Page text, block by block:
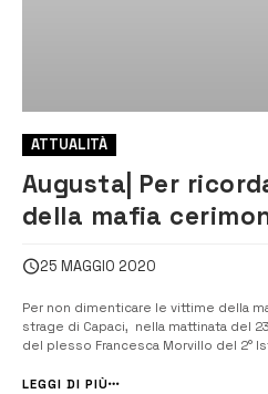
ATTUALITÀ
Augusta| Per
della mafia
25 MAGGIO 2020
Per non dimenticare le vittime della
strage di Capaci, nella mattinata del
del plesso Francesca Morvillo del 2°
Francesca Morvillo e dei tre agenti
LEGGI DI PIÙ